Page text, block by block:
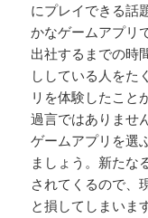
にプレイできる話
かなゲームアプリ
出社するまでの時
ししている人をた
リを体験したこと
過言ではありません
ゲームアプリを選
ましょう。新たな
されてくるので、
と損してしまいます